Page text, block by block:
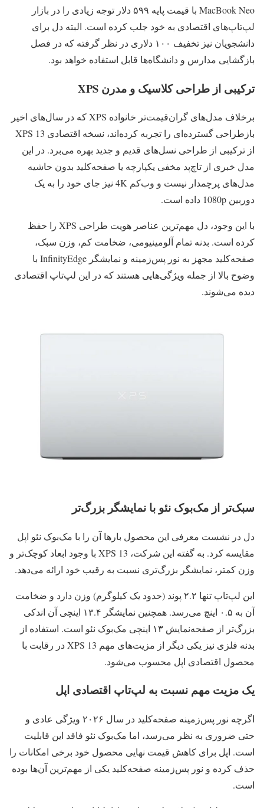
MacBook Neo با قیمت پایه ۵۹۹ دلار توجه زیادی را در بازار
لپ‌تاپ‌های اقتصادی به خود جلب کرده است. البته دل برای
دانشجویان نیز تخفیف ۱۰۰ دلاری در نظر گرفته که در فصل
بازگشایی مدارس و دانشگاه‌ها قابل استفاده خواهد بود.
ترکیبی از طراحی کلاسیک و مدرن XPS
برخلاف مدل‌های گران‌قیمت‌تر خانواده XPS که در سال‌های اخیر
بازطراحی گسترده‌ای را تجربه کرده‌اند، نسخه اقتصادی XPS 13
از ترکیبی از طراحی نسل‌های قدیم و جدید بهره می‌برد. در این
مدل خبری از تاچ‌پد مخفی یکپارچه یا صفحه‌کلید بدون حاشیه
مدل‌های پرچمدار نیست و وب‌کم 4K نیز جای خود را به یک
دوربین 1080p داده است.
با این وجود، دل مهم‌ترین عناصر هویت طراحی XPS را حفظ
کرده است. بدنه تمام آلومینیومی، ضخامت کم، وزن سبک،
صفحه‌کلید مجهز به نور پس‌زمینه و نمایشگر InfinityEdge با
وضوح بالا از جمله ویژگی‌هایی هستند که در این لپ‌تاپ اقتصادی
دیده می‌شوند.
سبک‌تر از مک‌بوک نئو با نمایشگر بزرگ‌تر
دل در نشست معرفی این محصول بارها آن را با مک‌بوک نئو اپل
مقایسه کرد. به گفته این شرکت، XPS 13 با وجود ابعاد کوچک‌تر و
وزن کمتر، نمایشگر بزرگ‌تری نسبت به رقیب خود ارائه می‌دهد.
این لپ‌تاپ تنها ۲.۲ پوند (حدود یک کیلوگرم) وزن دارد و ضخامت
آن به ۰.۵ اینچ می‌رسد. همچنین نمایشگر ۱۳.۴ اینچی آن اندکی
بزرگ‌تر از صفحه‌نمایش ۱۳ اینچی مک‌بوک نئو است. استفاده از
بدنه فلزی نیز یکی دیگر از مزیت‌های مهم XPS 13 در رقابت با
محصول اقتصادی اپل محسوب می‌شود.
یک مزیت مهم نسبت به لپ‌تاپ اقتصادی اپل
اگرچه نور پس‌زمینه صفحه‌کلید در سال ۲۰۲۶ ویژگی عادی و
حتی ضروری به نظر می‌رسد، اما مک‌بوک نئو فاقد این قابلیت
است. اپل برای کاهش قیمت نهایی محصول خود برخی امکانات را
حذف کرده و نور پس‌زمینه صفحه‌کلید یکی از مهم‌ترین آن‌ها بوده
است.